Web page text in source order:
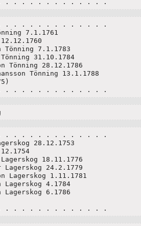
. . . . . . . . . . . . .
. . . . . . . . . . . . .
7.1.1761
Tönning 7.1.1783
31.10.1784
Tönning 28.12.1786
Tönning 13.1.1788
. . . . . . . . . . . . .
. . . . . . . . . . . . .
28.12.1753
18.11.1776
24.2.1779
Lagerskog 1.11.1781
Lagerskog 4.1784
Lagerskog 6.1786
. . . . . . . . . . . . .